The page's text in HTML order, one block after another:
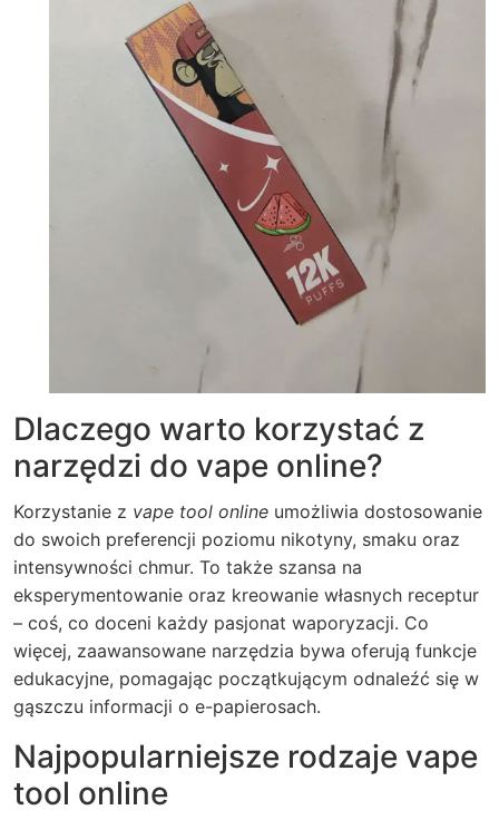
Dlaczego warto korzystać z
narzędzi do vape online?
Korzystanie z vape tool online umożliwia dostosowanie
do swoich preferencji poziomu nikotyny, smaku oraz
intensywności chmur. To także szansa na
eksperymentowanie oraz kreowanie własnych receptur
– coś, co doceni każdy pasjonat waporyzacji. Co
więcej, zaawansowane narzędzia bywa oferują funkcje
edukacyjne, pomagając początkującym odnaleźć się w
gąszczu informacji o e-papierosach.
Najpopularniejsze rodzaje vape
tool online